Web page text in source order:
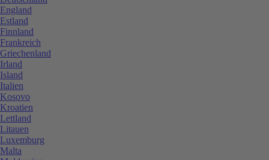
England
Estland
Finnland
Frankreich
Griechenland
Irland
Island
Italien
Kosovo
Kroatien
Lettland
Litauen
Luxemburg
Malta